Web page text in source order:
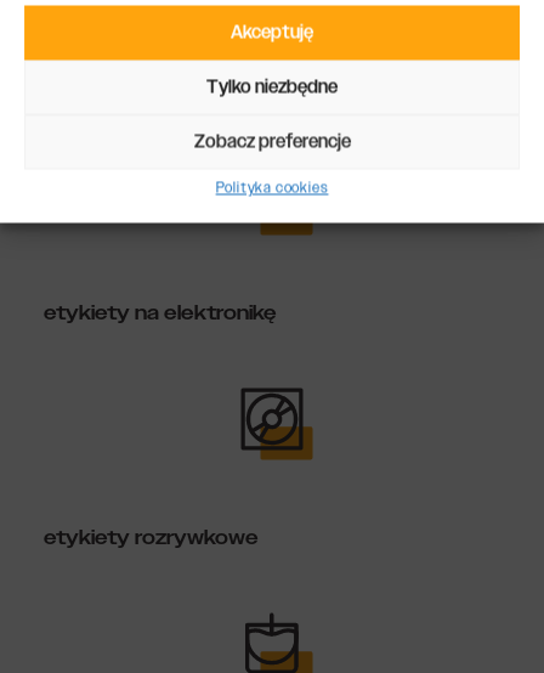
Akceptuję
Tylko niezbędne
Zobacz preferencje
Polityka cookies
etykiety na chemię przemysłową
etykiety na elektronikę
etykiety rozrywkowe